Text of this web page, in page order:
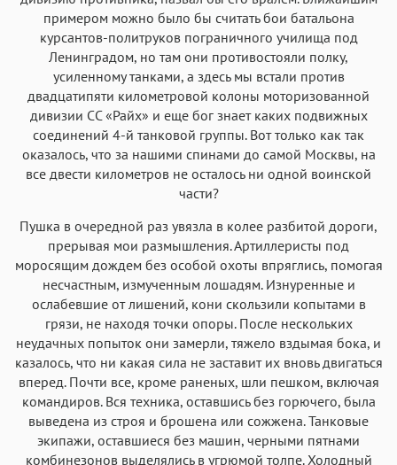
примером можно было бы считать бои батальона
курсантов-политруков пограничного училища под
Ленинградом, но там они противостояли полку,
усиленному танками, а здесь мы встали против
двадцатипяти километровой колоны моторизованной
дивизии СС «Райх» и еще бог знает каких подвижных
соединений 4-й танковой группы. Вот только как так
оказалось, что за нашими спинами до самой Москвы, на
все двести километров не осталось ни одной воинской
части?
Пушка в очередной раз увязла в колее разбитой дороги,
прерывая мои размышления. Артиллеристы под
моросящим дождем без особой охоты впряглись, помогая
несчастным, измученным лошадям. Изнуренные и
ослабевшие от лишений, кони скользили копытами в
грязи, не находя точки опоры. После нескольких
неудачных попыток они замерли, тяжело вздымая бока, и
казалось, что ни какая сила не заставит их вновь двигаться
вперед. Почти все, кроме раненых, шли пешком, включая
командиров. Вся техника, оставшись без горючего, была
выведена из строя и брошена или сожжена. Танковые
экипажи, оставшиеся без машин, черными пятнами
комбинезонов выделялись в угрюмой толпе. Холодный